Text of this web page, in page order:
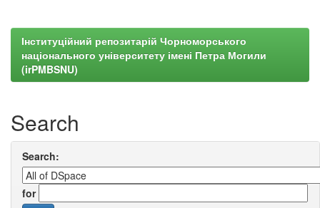
Інституційний репозитарій Чорноморського
національного університету імені Петра Могили
(irPMBSNU)
Search
Search:
for